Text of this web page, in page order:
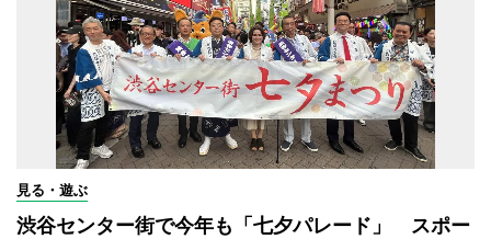
見る・遊ぶ
渋谷センター街で今年も「七夕パレード」 スポー